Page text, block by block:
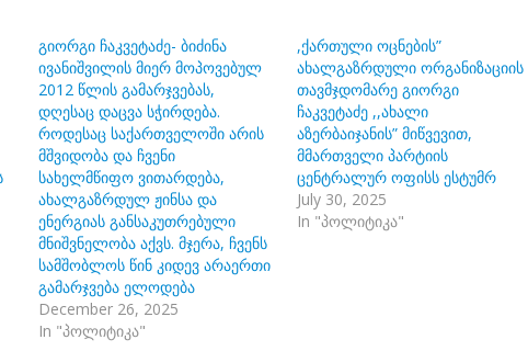
გიორგი ჩაკვეტაძე- ბიძინა
ივანიშვილის მიერ მოპოვებულ
2012 წლის გამარჯვებას,
დღესაც დაცვა სჭირდება.
როდესაც საქართველოში არის
მშვიდობა და ჩვენი
სახელმწიფო ვითარდება,
ახალგაზრდულ ჟინსა და
ენერგიას განსაკუთრებული
მნიშვნელობა აქვს. მჯერა, ჩვენს
სამშობლოს წინ კიდევ არაერთი
გამარჯვება ელოდება
December 26, 2025
In "პოლიტიკა"
,ქართული ოცნების”
ახალგაზრდული ორგანიზაციის
თავმჯდომარე გიორგი
ჩაკვეტაძე ,,ახალი
აზერბაიჯანის” მიწვევით,
მმართველი პარტიის
ცენტრალურ ოფისს ესტუმრ
July 30, 2025
In "პოლიტიკა"